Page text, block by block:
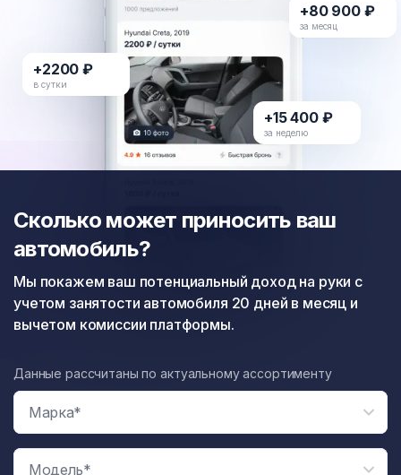
+2200 ₽
в сутки
+15 400 ₽
за неделю
+80 900 ₽
за месяц
Сколько может приносить ваш
автомобиль?
Мы покажем ваш потенциальный доход на руки с
учетом занятости автомобиля 20 дней в месяц и
вычетом комиссии платформы.
Данные рассчитаны по актуальному ассортименту